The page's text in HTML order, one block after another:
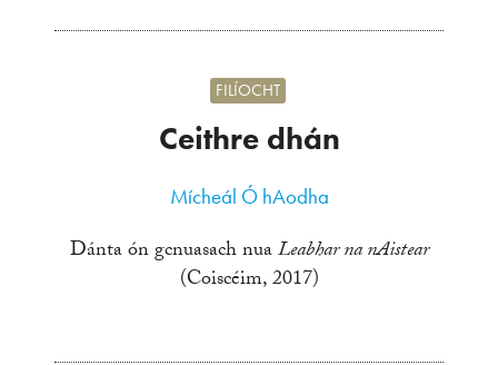
Ceithre dhán
FILÍOCHT
Mícheál Ó hAodha
Dánta ón gcnuasach nuaLeabhar na nAistear
(Coiscéim, 2017)